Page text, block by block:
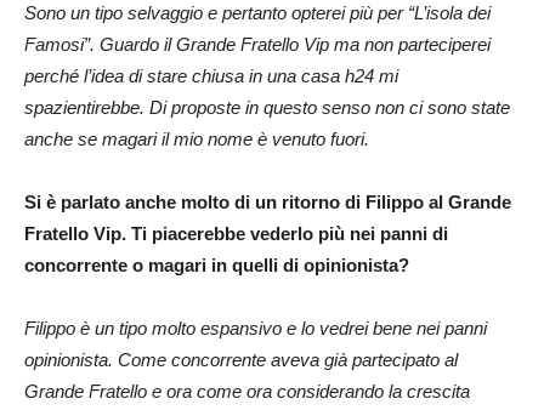
Sono un tipo selvaggio e pertanto opterei più per “L’isola dei
Famosi”. Guardo il Grande Fratello Vip ma non parteciperei
perché l’idea di stare chiusa in una casa h24 mi
spazientirebbe. Di proposte in questo senso non ci sono state
anche se magari il mio nome è venuto fuori.
Si è parlato anche molto di un ritorno di Filippo al Grande
Fratello Vip. Ti piacerebbe vederlo più nei panni di
concorrente o magari in quelli di opinionista?
Filippo è un tipo molto espansivo e lo vedrei bene nei panni
opinionista. Come concorrente aveva già partecipato al
Grande Fratello e ora come ora considerando la crescita